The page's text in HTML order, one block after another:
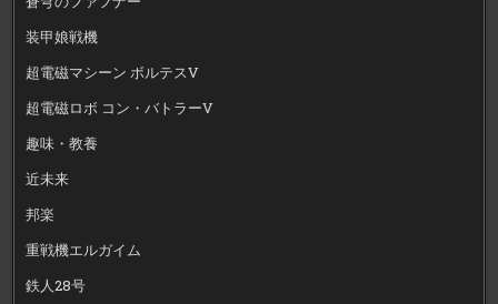
装甲娘戦機
超電磁マシーン ボルテスV
超電磁ロボ コン・バトラーV
趣味・教養
近未来
邦楽
重戦機エルガイム
鉄人28号